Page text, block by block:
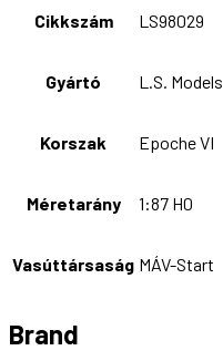
Cikkszám LS98029
Gyártó L.S. Models
Korszak Epoche VI
Méretarány 1:87 H0
Vasúttársaság MÁV-Start
Brand